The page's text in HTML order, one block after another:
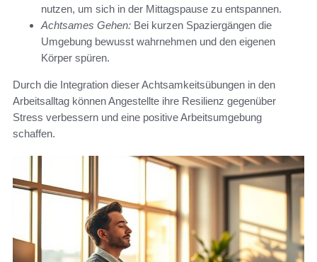
nutzen, um sich in der Mittagspause zu entspannen.
Achtsames Gehen: Bei kurzen Spaziergängen die
Umgebung bewusst wahrnehmen und den eigenen
Körper spüren.
Durch die Integration dieser Achtsamkeitsübungen in den
Arbeitsalltag können Angestellte ihre Resilienz gegenüber
Stress verbessern und eine positive Arbeitsumgebung
schaffen.